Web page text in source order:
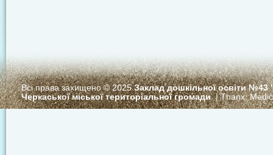
Всі права захищено © 2025Заклад дошкільної освіти
Черкаської міської територіальної громади. | Thanx: